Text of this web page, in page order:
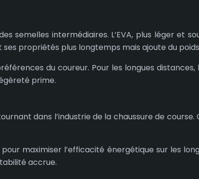
semelles intermédiaires. L’EVA, plus léger et
propriétés plus longtemps mais ajoute du
du coureur. Pour les longues
prime.
dans l’industrie de la chaussure de
maximiser l’efficacité énergétique sur les
accrue.